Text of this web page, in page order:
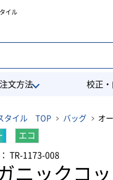
イル
注文方法 校正
タイル TOP バッグ オ
エコ
TR-1173-008
ニックコ